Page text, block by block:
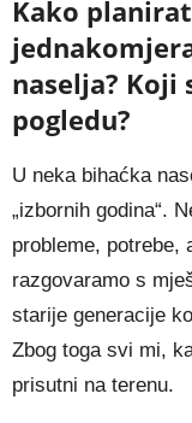
Kako
naselja?
pogledu?
U neka bihaćka
„izbornih godina“.
probleme, potrebe,
razgovaramo s
starije generacije
Zbog toga svi mi,
prisutni na terenu.